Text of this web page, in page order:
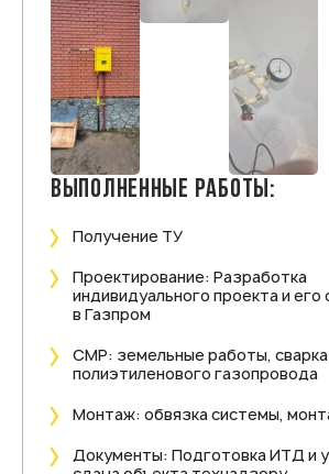
ВЫПОЛНЕННЫЕ РАБОТЫ:
Получение ТУ
Проектирование: Разработка
индивидуального проекта и его
в Газпром
СМР: земельные работы, сварка
полиэтиленового газопровода
Монтаж: обвязка системы,
Документы: Подготовка ИТД и